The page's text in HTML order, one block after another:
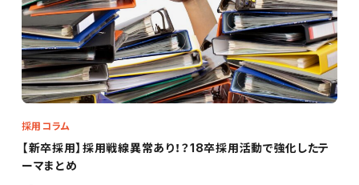
【新卒採用】採用戦線異常あり！？18卒採用活動で強化したテ
ーマまとめ
採用コラム